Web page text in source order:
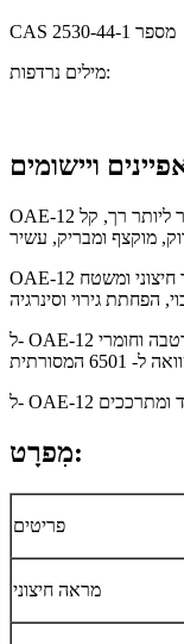
CAS מספר 2530-44-1
מילים נרדפות:
OAE-12 משמש בעיקר לשמפו שהופכים את השיער ליותר רך, קל
OAE-12 יכול לשמש גם לכלי שולחן, שירותים, בניית קיר חיצוני ומשטח
ל- OAE-12 יתרונות של מינון פחות, יעילות גבוהה יותר, הרטבה וחומרי
מִפרָט:
פריטים
מראה חיצוני